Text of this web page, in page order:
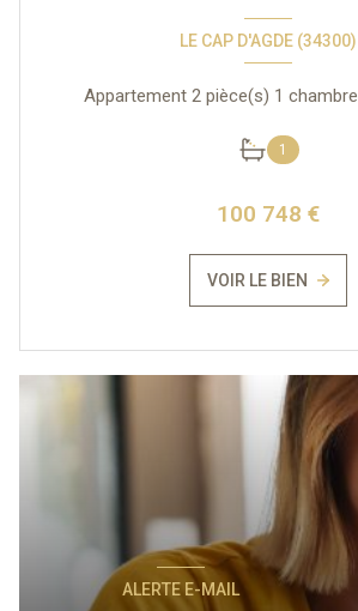
LE CAP D'AGDE (34300)
1
100 748 €
VOIR LE BIEN
ALERTE E-MAIL